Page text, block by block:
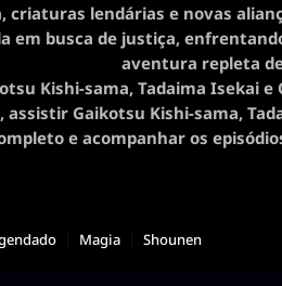
criaturas lendárias e novas
em busca de justiça,
aventura repleta
Kishi-sama, Tadaima Isekai
assistir Gaikotsu Kishi-sama,
e acompanhar os
Magia Shounen